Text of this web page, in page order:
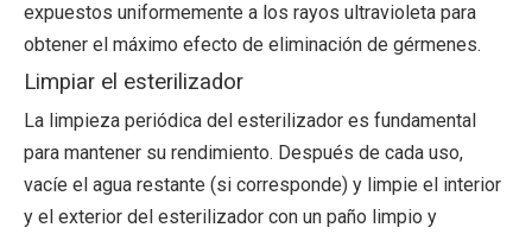
expuestos uniformemente a los rayos ultravioleta para
obtener el máximo efecto de eliminación de gérmenes.
Limpiar el esterilizador
La limpieza periódica del esterilizador es fundamental
para mantener su rendimiento. Después de cada uso,
vacíe el agua restante (si corresponde) y limpie el interior
y el exterior del esterilizador con un paño limpio y